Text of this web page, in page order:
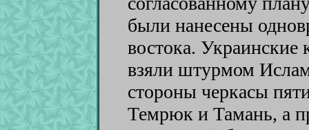
были нанесены
востока.
взяли штурмом
стороны черкасы
Темрюк и Тамань, а